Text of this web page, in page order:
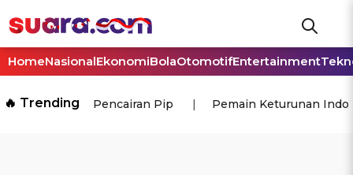
HomeNasionalEkonomiBolaOtomotifEntertainment
🔥 Trending Pencairan Pip Pemain Keturunan